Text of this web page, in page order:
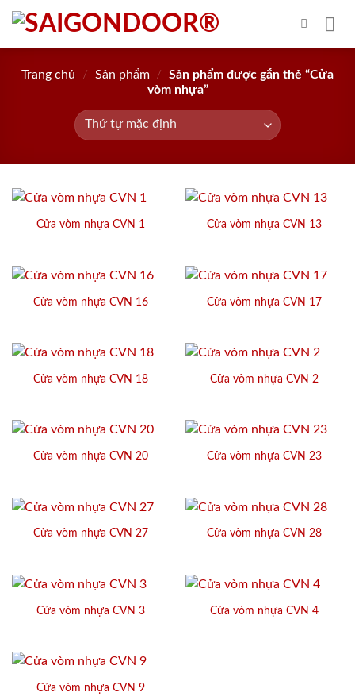
Skip
content
Trang chủ / Sản phẩm /
Sản phẩm được gắn thẻ “Cửa
vòm nhựa”
Cửa vòm nhựa CVN 1 Cửa vòm nhựa CVN 13
Cửa vòm nhựa CVN 16 Cửa vòm nhựa CVN 17
Cửa vòm nhựa CVN 18 Cửa vòm nhựa CVN 2
Cửa vòm nhựa CVN 20 Cửa vòm nhựa CVN 23
Cửa vòm nhựa CVN 27 Cửa vòm nhựa CVN 28
Cửa vòm nhựa CVN 3 Cửa vòm nhựa CVN 4
Cửa vòm nhựa CVN 9